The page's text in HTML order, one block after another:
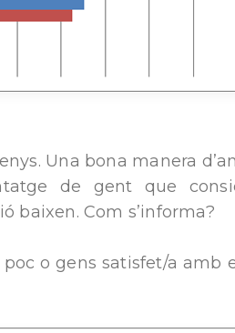
Una bona manera
de gent que
baixen. Com s’informa?
poc o gens satisfet/a amb